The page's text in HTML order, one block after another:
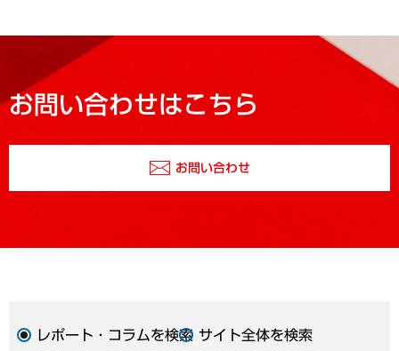
お問い合わせはこちら
お問い合わせ
レポート・コラムを検索 サイト全体を検索